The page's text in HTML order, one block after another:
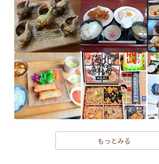
もっとみる